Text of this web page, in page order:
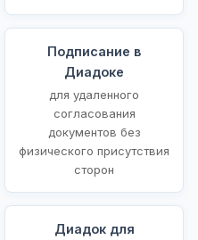
Подписание в
Диадоке
для удаленного
согласования
документов без
физического присутствия
сторон
Диадок для